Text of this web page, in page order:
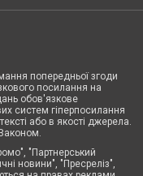
попередньої згоди
посилання на
обов'язкове
систем гіперпосилання
або в якості джерела.
"Партнерський
новини", "Пресреліз",